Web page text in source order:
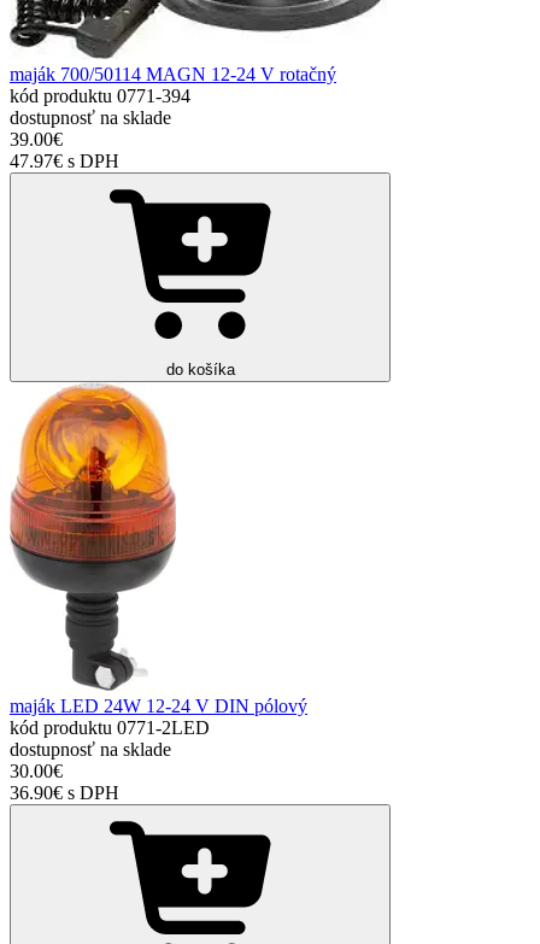
maják 700/50114 MAGN 12-24 V rotačný
kód produktu 0771-394
dostupnosť na sklade
39.00€
47.97€ s DPH
do košíka
maják LED 24W 12-24 V DIN pólový
kód produktu 0771-2LED
dostupnosť na sklade
30.00€
36.90€ s DPH